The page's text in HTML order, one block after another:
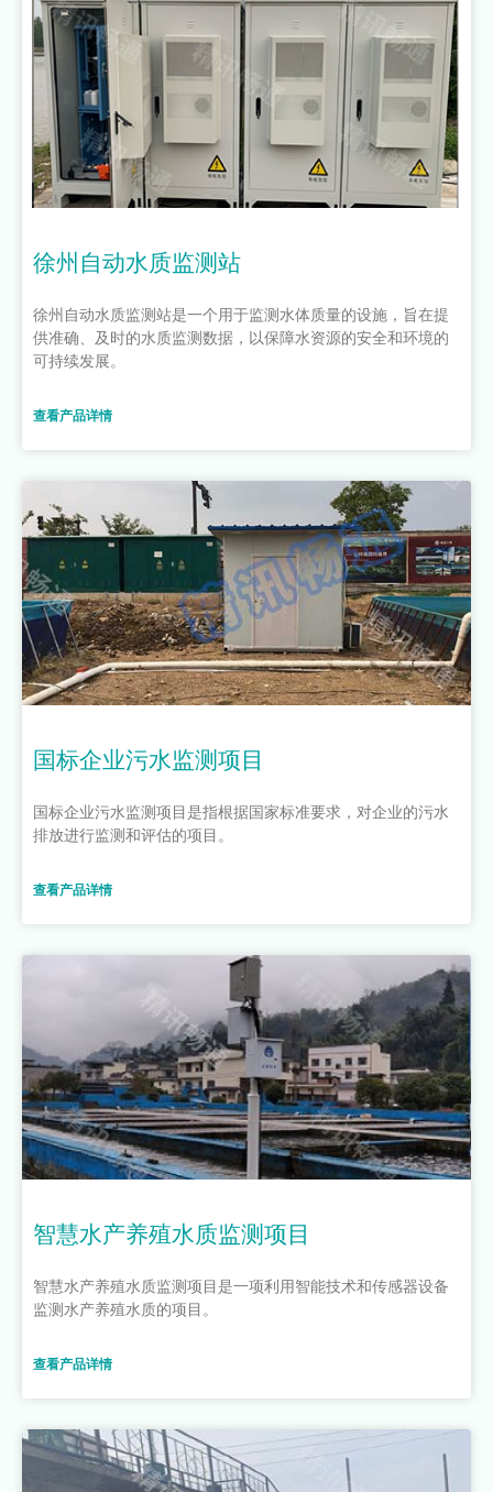
徐州自动水质监测站
徐州自动水质监测站是一个用于监测水体质量的设施，旨在提
供准确、及时的水质监测数据，以保障水资源的安全和环境的
可持续发展。
查看产品详情
国标企业污水监测项目
国标企业污水监测项目是指根据国家标准要求，对企业的污水
排放进行监测和评估的项目。
查看产品详情
智慧水产养殖水质监测项目
智慧水产养殖水质监测项目是一项利用智能技术和传感器设备
监测水产养殖水质的项目。
查看产品详情